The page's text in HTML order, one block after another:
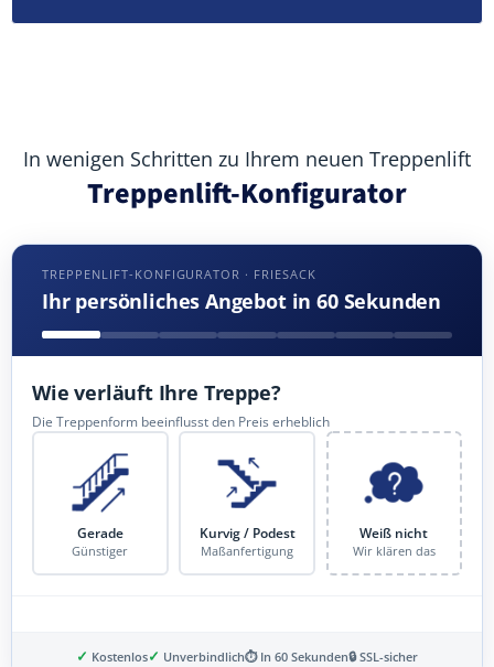
In wenigen Schritten zu Ihrem neuen Treppenlift
Treppenlift-Konfigurator
TREPPENLIFT-KONFIGURATOR · FRIESACK
Ihr persönliches Angebot in 60 Sekunden
Wie verläuft Ihre Treppe?
Die Treppenform beeinflusst den Preis erheblich
Gerade
Günstiger
Kurvig / Podest
Maßanfertigung
Weiß nicht
Wir klären das
✓ Kostenlos✓ Unverbindlich⏱ In 60 Sekunden🔒 SSL-sicher